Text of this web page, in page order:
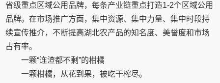
省级重点区域公用品牌，每条产业链重点打造1-2个区域公用
品牌。在市场推广方面，集中资源、集中力量、集中时段持
续宣传推介，不断提高湖北农产品的知名度、美誉度和市场
占有率。
一颗“连渣都不剩”的柑橘
一颗柑橘，从花到果，被吃干榨尽。